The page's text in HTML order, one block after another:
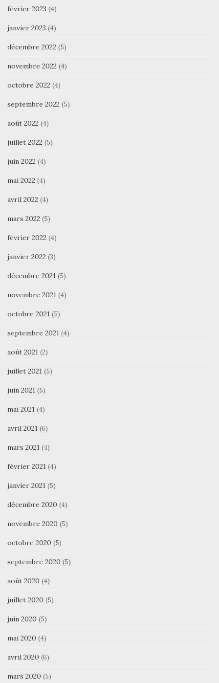
février 2023 (4)
janvier 2023 (4)
décembre 2022 (5)
novembre 2022 (4)
octobre 2022 (4)
septembre 2022 (5)
août 2022 (4)
juillet 2022 (5)
juin 2022 (4)
mai 2022 (4)
avril 2022 (4)
mars 2022 (5)
février 2022 (4)
janvier 2022 (3)
décembre 2021 (5)
novembre 2021 (4)
octobre 2021 (5)
septembre 2021 (4)
août 2021 (2)
juillet 2021 (5)
juin 2021 (5)
mai 2021 (4)
avril 2021 (6)
mars 2021 (4)
février 2021 (4)
janvier 2021 (5)
décembre 2020 (4)
novembre 2020 (5)
octobre 2020 (5)
septembre 2020 (5)
août 2020 (4)
juillet 2020 (5)
juin 2020 (5)
mai 2020 (4)
avril 2020 (6)
mars 2020 (5)